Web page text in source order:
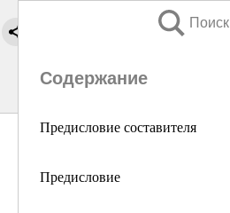
Поиск
Содержание
Предисловие составителя
Предисловие